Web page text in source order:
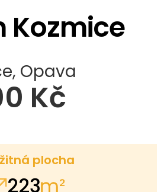
Kozmice
Opava
Kč
plocha
223